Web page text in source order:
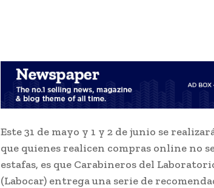
Este 31 de mayo y 1 y 2 de junio se
que quienes realicen compras online no
estafas, es que Carabineros del
(Labocar) entrega una serie de